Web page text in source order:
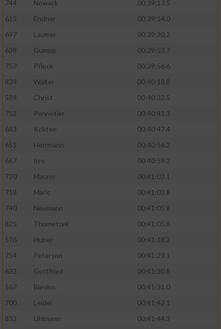
744 Nowack
00:39:13.5
615
Endner
00:39:14.0
697
Laumer
00:39:30.2
638
Gumpp
00:39:53.7
757
Pflock
00:39:56.6
839
Walter
00:40:18.8
589
Christ
00:40:32.5
752
Pennetier
00:40:41.3
683
Kökten
00:40:47.4
651
Herrmann
00:40:56.2
667
Irro
00:40:59.2
720
Maurer
00:41:02.1
718
Maric
00:41:03.8
740
Neumann
00:41:05.8
825
Thometzek
00:41:05.8
576
Huber
00:41:18.2
754
Peterson
00:41:29.1
632
Gottfried
00:41:30.8
567
Blevins
00:41:31.0
700
Leidel
00:41:42.1
832
Uhlmann
00:41:44.3